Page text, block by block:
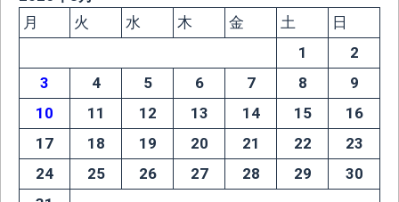
月
火 水 木 金 土
日
1
2
3
4 5 6 7 8
9
10
11 12 13 14 15
16
17
18 19 20 21 22
23
24
25 26 27 28 29
30